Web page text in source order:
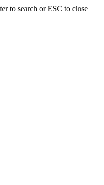
to search or ESC to close